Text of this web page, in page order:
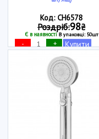
Код: CH6578
Роздріб:98₴
Є в наявностіВ упаковці: 50шт
- + Купити